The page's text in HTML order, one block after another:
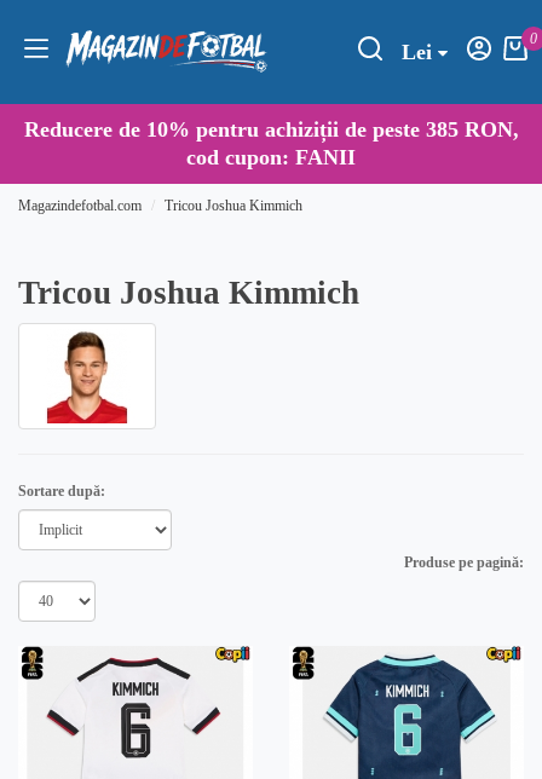
Lei
0
Reducere de 10% pentru achiziții de peste 385 RON,
cod cupon: FANII
Magazindefotbal.com Tricou Joshua Kimmich
Tricou Joshua Kimmich
Sortare după:
Produse pe pagină: